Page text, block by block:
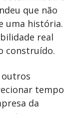
que não
uma história.
real
construído.
outros
tempo
da